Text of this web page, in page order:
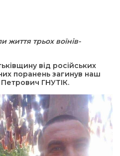
життя трьох воїнів-
від російських
поранень загинув наш
ГНУТІК.